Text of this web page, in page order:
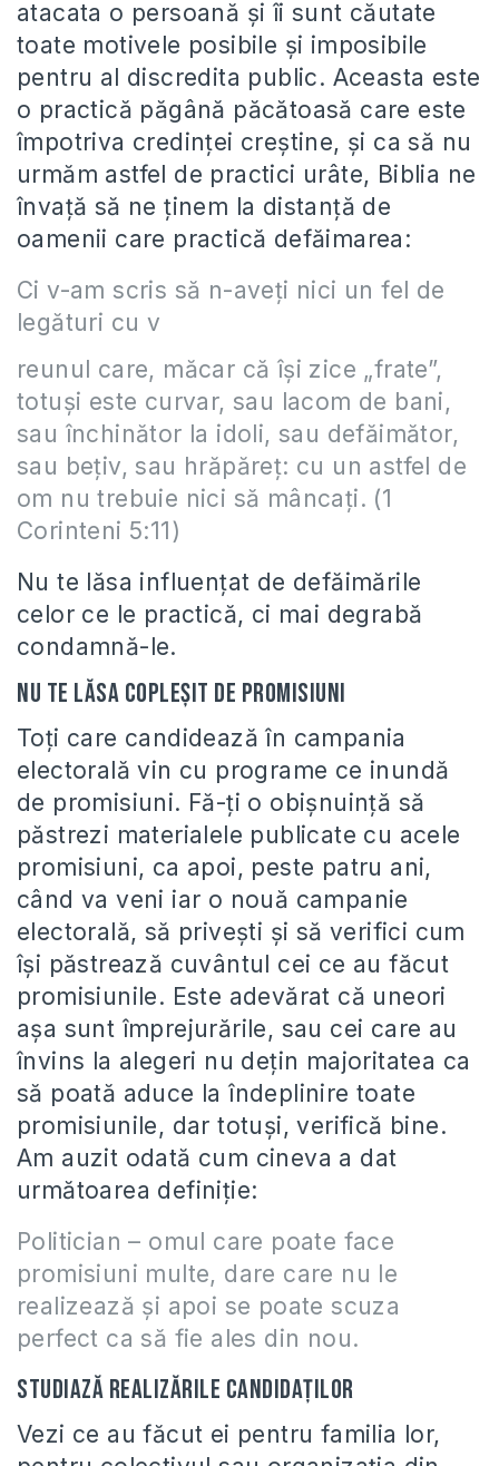
atacata o persoană şi îi sunt căutate
toate motivele posibile şi imposibile
pentru al discredita public. Aceasta este
o practică păgână păcătoasă care este
împotriva credinţei creştine, şi ca să nu
urmăm astfel de practici urâte, Biblia ne
învaţă să ne ţinem la distanţă de
oamenii care practică defăimarea:
Ci v-am scris să n-aveţi nici un fel de
legături cu v
reunul care, măcar că îşi zice „frate”,
totuşi este curvar, sau lacom de bani,
sau închinător la idoli, sau defăimător,
sau beţiv, sau hrăpăreţ: cu un astfel de
om nu trebuie nici să mâncaţi. (1
Corinteni 5:11)
Nu te lăsa influenţat de defăimările
celor ce le practică, ci mai degrabă
condamnă-le.
Nu te lăsa copleşit de promisiuni
Toţi care candidează în campania
electorală vin cu programe ce inundă
de promisiuni. Fă-ţi o obişnuinţă să
păstrezi materialele publicate cu acele
promisiuni, ca apoi, peste patru ani,
când va veni iar o nouă campanie
electorală, să priveşti şi să verifici cum
îşi păstrează cuvântul cei ce au făcut
promisiunile. Este adevărat că uneori
aşa sunt împrejurările, sau cei care au
învins la alegeri nu deţin majoritatea ca
să poată aduce la îndeplinire toate
promisiunile, dar totuşi, verifică bine.
Am auzit odată cum cineva a dat
următoarea definiţie:
Politician – omul care poate face
promisiuni multe, dare care nu le
realizează şi apoi se poate scuza
perfect ca să fie ales din nou.
Studiază realizările candidaţilor
Vezi ce au făcut ei pentru familia lor,